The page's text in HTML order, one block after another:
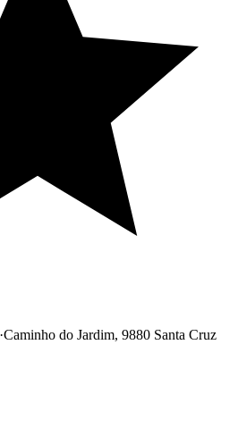
·Caminho do Jardim, 9880 Santa Cruz